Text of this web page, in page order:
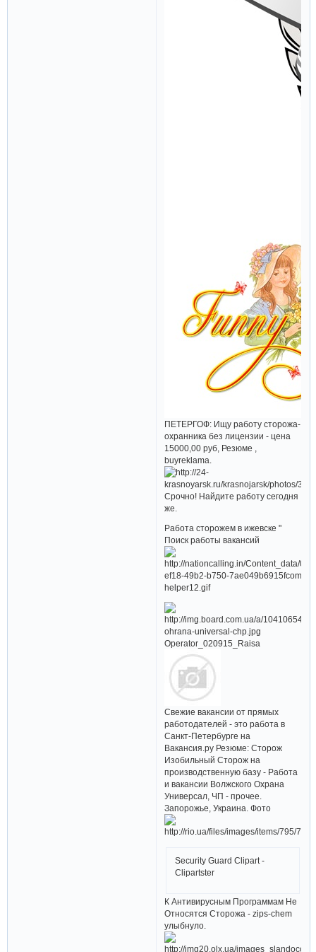
ПЕТЕРГОФ: Ищу работу сторожа-
охранника без лицензии - цена
15000,00 руб, Резюме ,
buyreklama.
Срочно! Найдите работу сегодня
же.
Работа сторожем в ижевске "
Поиск работы вакансий
Oрerator_020915_Raisa
Свежие вакансии от прямых
работодателей - это работа в
Санкт-Петербурге на
Вакансия.ру Резюме: Сторож
Изобильный Сторож на
производственную базу - Работа
и вакансии Волжского Охрана
Универсал, ЧП - прочее.
Запорожье, Украина. Фото
Security Guard Clipart -
Clipartster
К Антивирусным Программам Не
Относятся Сторожа - zips-chem
улыбнуло.